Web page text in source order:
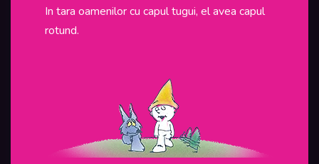
In tara oamenilor cu capul tugui, el avea capul
rotund.